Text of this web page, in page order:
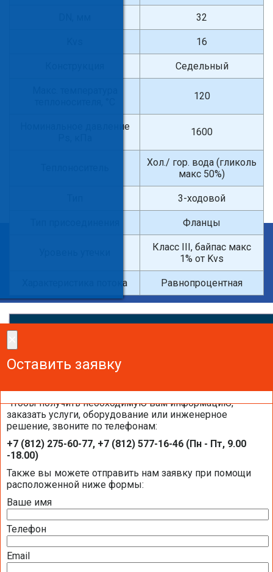
32
16
Седельный
120
Номинальное давление
1600
Хол./ гор. вода (гликоль
макс 50%)
3-ходовой
Фланцы
Класс III, байпас макс
1% от Kvs
Характеристика потока Равнопроцентная
Оставить заявку
Оставить заявку
Чтобы получить необходимую вам информацию,
заказать услуги, оборудование или инженерное
решение, звоните по телефонам:
+7 (812) 275-60-77, +7 (812) 577-16-46 (Пн - Пт, 9.00
-18.00)
Также вы можете отправить нам заявку при помощи
расположенной ниже формы:
Ваше имя
Телефон
Email
Оставить заявку
Каталоги и брошюры BELIMO
Общая информация BELIMO
Презентация компании BELIMO 2016 (2,51
МБ)
Полная номенклатура продукции BELIMO